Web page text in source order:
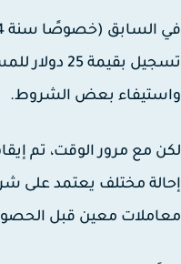
بقيمة25 دولار
بعض الشروط.
مع مرور الوقت، تم
مختلف يعتمد على
معين قبل الحصول